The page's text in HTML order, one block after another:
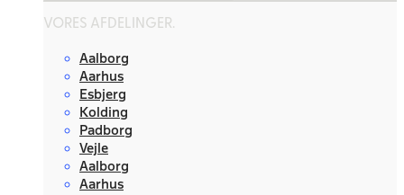
VORES AFDELINGER.
Aalborg
Aarhus
Esbjerg
Kolding
Padborg
Vejle
Aalborg
Aarhus